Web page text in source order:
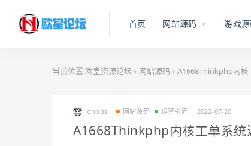
首页 网站源码 游戏
当前位置:欧皇资源论坛 > 网站源码 > A1668Thinkphp内核
ohbbs 网站源码 运营引流 2022-07-20
A1668Thinkphp内核工单系统